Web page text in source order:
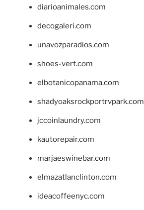
diarioanimales.com
decogaleri.com
unavozparadios.com
shoes-vert.com
elbotanicopanama.com
shadyoaksrockportrvpark.com
jccoinlaundry.com
kautorepair.com
marjaeswinebar.com
elmazatlanclinton.com
ideacoffeenyc.com